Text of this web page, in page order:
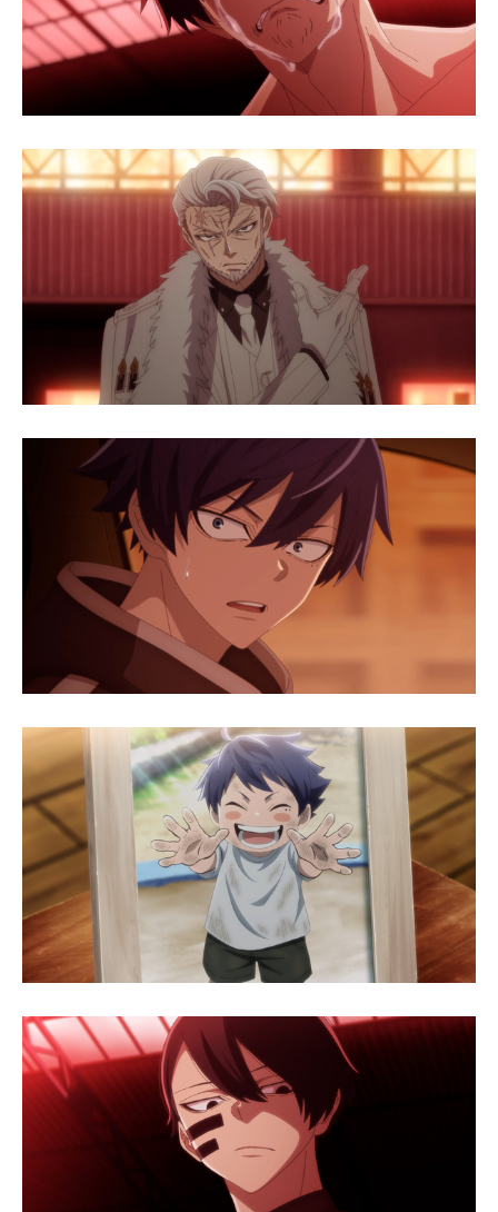
好きが集まる 比べて選べる
企業ITのトレンドを詳説
経営リーダーのコミュニティ
マーケ×ITの今がよく分かる
ITエンジニア向け専門サイト
企業向けIT製品の総合サイト
製造業のIT導入・活用を支援
モノづくり技術者専門サイト
エレクトロニクス専門サイト
電子設計の基本と応用
エネルギーの専門メディア
ちょっと気になるネットの話題